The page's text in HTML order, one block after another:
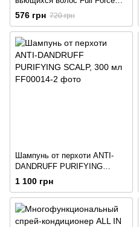
DEEP NUTRITION CURLY
HAIR, 150 ml
576 грн 720 грн
Шампунь от перхоти ANTI-
DANDRUFF PURIFYING
SCALP, 300 мл
1 100 грн